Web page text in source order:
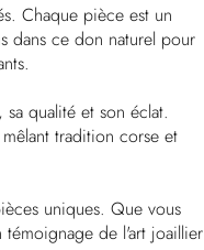
Chaque pièce est un
dans ce don naturel pour
qualité et son éclat.
tradition corse et
uniques. Que vous
de l'art joaillier